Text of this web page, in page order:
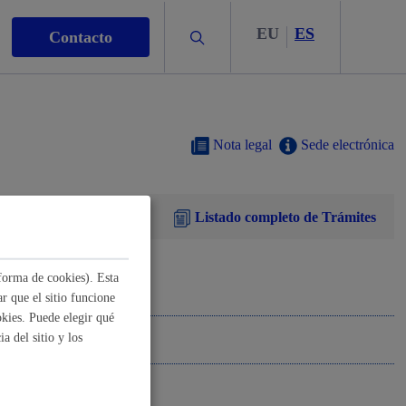
Contacto Buscar EU ES
Sede electrónica
Nota legal
Listado completo de Trámites
de cookies). Esta
que el sitio funcione
Puede elegir qué
del sitio y los